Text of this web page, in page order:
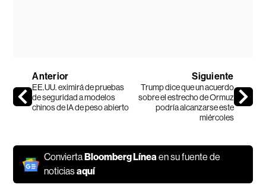
Anterior
EE.UU. eximirá de pruebas
de seguridad a modelos
chinos de IA de peso abierto
Siguiente
Trump dice que un acuerdo
sobre el estrecho de Ormuz
podría alcanzarse este
miércoles
Convierta Bloomberg Líneaen su fuente de
noticiasaquí